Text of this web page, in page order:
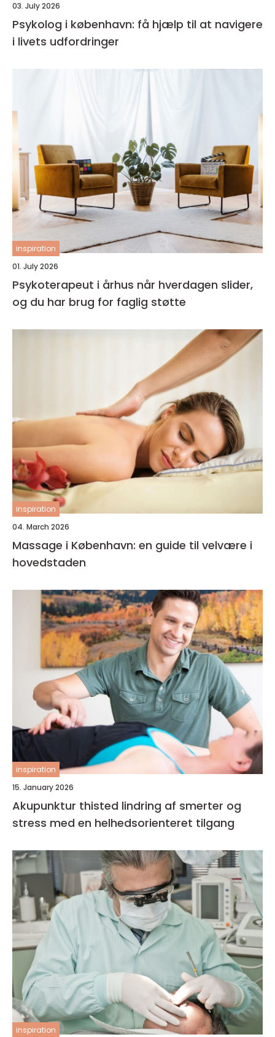
03. July 2026
Psykolog i københavn: få hjælp til at navigere
i livets udfordringer
inspiration
01. July 2026
Psykoterapeut i århus når hverdagen slider,
og du har brug for faglig støtte
inspiration
04. March 2026
Massage i København: en guide til velvære i
hovedstaden
inspiration
15. January 2026
Akupunktur thisted lindring af smerter og
stress med en helhedsorienteret tilgang
inspiration